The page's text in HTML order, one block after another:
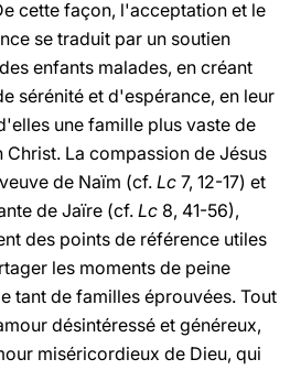
cette façon, l'acceptation et le
se traduit par un soutien
enfants malades, en créant
sérénité et d'espérance, en leur
une famille plus vaste de
La compassion de Jésus
de Naïm (cf. Lc 7, 12-17) et
de Jaïre (cf. Lc 8, 41-56),
des points de référence utiles
les moments de peine
tant de familles éprouvées. Tout
désintéressé et généreux,
miséricordieux de Dieu, qui